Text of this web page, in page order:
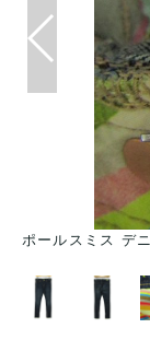
ポールスミス デ